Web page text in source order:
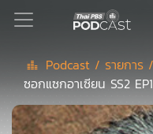
Podcast
Podcast / รายการ /
ซอกแซกอาเซียน SS2